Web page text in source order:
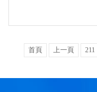
首頁 上一頁 211